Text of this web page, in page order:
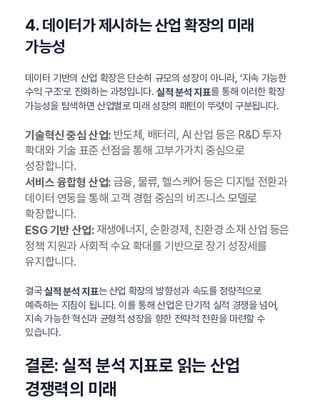
4. 데이터가 제시하는 산업 확장의 미래
가능성
데이터 기반의 산업 확장은 단순히 규모의 성장이 아니라, ‘지속 가능한
수익 구조’로 진화하는 과정입니다.실적 분석 지표를 통해 이러한 확장
가능성을 탐색하면 산업별로 미래 성장의 패턴이 뚜렷이 구분됩니다.
기술혁신 중심 산업:반도체, 배터리, AI 산업 등은 R&D 투자
확대와 기술 표준 선점을 통해 고부가가치 중심으로
성장합니다.
서비스 융합형 산업:금융, 물류, 헬스케어 등은 디지털 전환과
데이터 연동을 통해 고객 경험 중심의 비즈니스 모델로
확장합니다.
ESG 기반 산업:재생에너지, 순환경제, 친환경 소재 산업 등은
정책 지원과 사회적 수요 확대를 기반으로 장기 성장세를
유지합니다.
결국실적 분석 지표는 산업 확장의 방향성과 속도를 정량적으로
예측하는 지침이 됩니다. 이를 통해 산업은 단기적 실적 경쟁을 넘어,
지속 가능한 혁신과 균형적 성장을 향한 전략적 전환을 마련할 수
있습니다.
결론: 실적 분석 지표로 읽는 산업
경쟁력의 미래